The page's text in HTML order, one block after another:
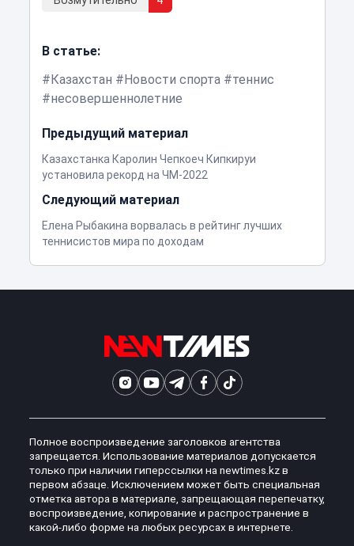
В статье:
Казахстан
Новости спорта
теннис
несовершеннолетние
Предыдущий материал
Казахстанка Каролин Чепкоеч Кипкируи
установила рекорд на ЧМ-2022
Следующий материал
Елена Рыбакина ворвалась в рейтинг лучших
теннисистов мира по доходам
Полное воспроизведение заголовков агентства
запрещается. Использование материалов допускается
только при наличии гиперссылки на newtimes.kz в
первом абзаце. Исключением может быть специальная
отметка автора в материале, запрещающая перепечатку,
воспроизведение, копирование и распространение в
какой-либо форме на любых ресурсах в интернете.